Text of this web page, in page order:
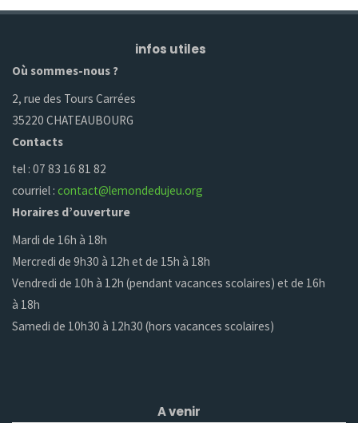
infos utiles
Où sommes-nous ?
2, rue des Tours Carrées
35220 CHATEAUBOURG
Contacts
tel : 07 83 16 81 82
courriel :contact@lemondedujeu.org
Horaires d’ouverture
Mardi de 16h à 18h
Mercredi de 9h30 à 12h et de 15h à 18h
Vendredi de 10h à 12h (pendant vacances scolaires) et de 16h
à 18h
Samedi de 10h30 à 12h30 (hors vacances scolaires)
A venir